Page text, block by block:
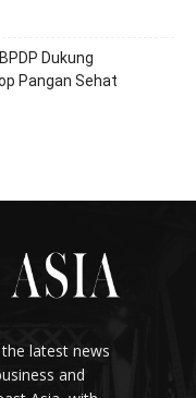
Dukung
Pangan Sehat
latest news
and